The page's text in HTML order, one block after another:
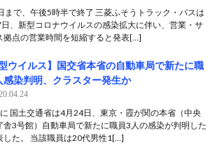
まで、午後5時半で終了 三菱ふそうトラック・バスは
、新型コロナウイルスの感染拡大に伴い、営業・サ
拠点の営業時間を短縮すると発表[…]
型ウイルス】国交省本省の自動車局で新たに職
感染判明、クラスター発生か
国土交通省は4月24日、東京・霞が関の本省（中央
舎3号館）自動車局で新たに職員3人の感染が判明した
した。 当該職員は20代男性1[…]